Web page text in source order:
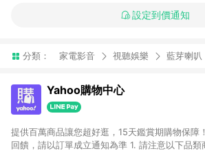
設定到價通知
分類： 家電影音 視聽娛樂 藍芽喇叭
Yahoo購物中心
提供百萬商品讓您超好逛，15天鑑賞期購物保障
回饋，請以訂單成立通知為準 1. 請注意以下品類商品均無回饋：